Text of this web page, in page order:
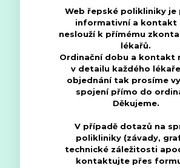
Web řepské polikliniky je
informativní a kontakt
neslouží k přímému
lékařů.
Ordinační dobu a kontakt
v detailu každého
objednání tak prosíme
spojení přímo do
Děkujeme.
V případě dotazů na
polikliniky (závady,
technické záležitosti
kontaktujte přes